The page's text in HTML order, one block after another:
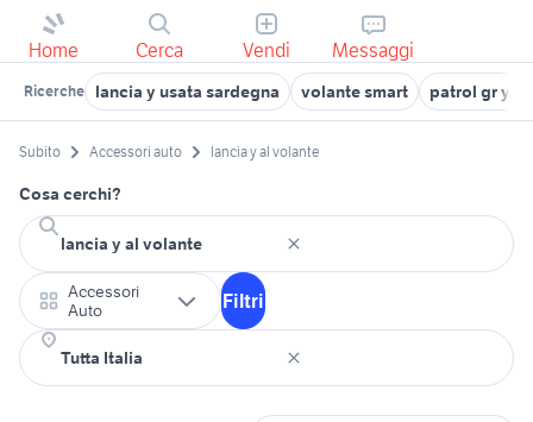
Home Cerca Vendi Messaggi
Ricerche lancia y usata sardegna volante smart patrol gr y61
Subito Accessori auto lancia y al volante
Cosa cerchi?
Accessori
Auto
Filtri